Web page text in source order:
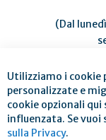
(Dal
Spedizione
Utilizziamo i
personalizzate e
cookie opzionali qui
influenzata. Se vuoi
sulla Privacy.